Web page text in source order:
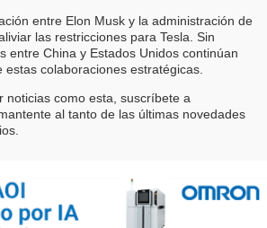
entre Elon Musk y la administración de
las restricciones para Tesla. Sin
entre China y Estados Unidos continúan
colaboraciones estratégicas.
noticias como esta, suscríbete a
al tanto de las últimas novedades